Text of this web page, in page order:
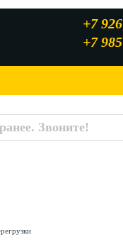
+7
+7
Звоните!